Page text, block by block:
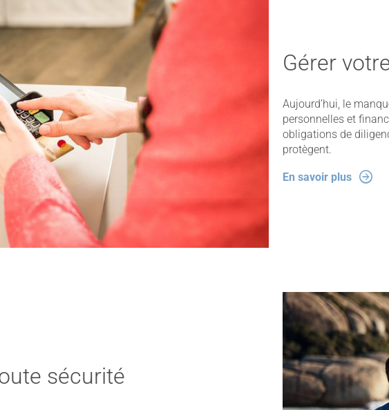
Gérer
Aujourd’hui, le
personnelles et
obligations de
protègent.
En savoir plus
sécurité